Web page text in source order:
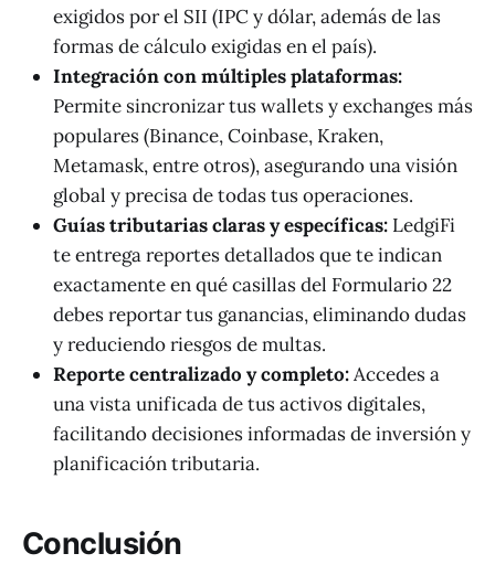
exigidos por el SII (IPC y dólar, además de las
formas de cálculo exigidas en el país).
Integración con múltiples plataformas:
Permite sincronizar tus wallets y exchanges más
populares (Binance, Coinbase, Kraken,
Metamask, entre otros), asegurando una visión
global y precisa de todas tus operaciones.
Guías tributarias claras y específicas: LedgiFi
te entrega reportes detallados que te indican
exactamente en qué casillas del Formulario 22
debes reportar tus ganancias, eliminando dudas
y reduciendo riesgos de multas.
Reporte centralizado y completo:Accedes a
una vista unificada de tus activos digitales,
facilitando decisiones informadas de inversión y
planificación tributaria.
Conclusión